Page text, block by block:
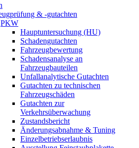
& -gutachten
PKW
Hauptuntersuchung (HU)
Schadengutachten
Fahrzeugbewertung
Schadensanalyse an
Fahrzeugbauteilen
Unfallanalytische Gutachten
Gutachten zu technischen
Fahrzeugschäden
Gutachten zur
Verkehrsüberwachung
Zustandsbericht
Änderungsabnahme & Tuning
Einzelbetriebserlaubnis